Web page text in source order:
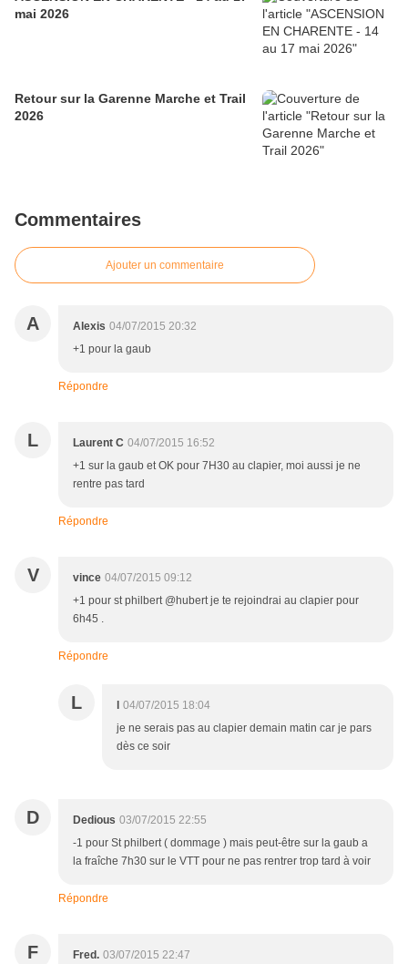
mai 2026
Retour sur la Garenne Marche et Trail
2026
Commentaires
Ajouter un commentaire
A Alexis 04/07/2015 20:32
+1 pour la gaub
Répondre
L Laurent C 04/07/2015 16:52
+1 sur la gaub et OK pour 7H30 au clapier, moi aussi je ne
rentre pas tard
Répondre
V vince 04/07/2015 09:12
+1 pour st philbert @hubert je te rejoindrai au clapier pour
6h45 .
Répondre
L
04/07/2015 18:04
je ne serais pas au clapier demain matin car je pars
dès ce soir
D Dedious 03/07/2015 22:55
-1 pour St philbert ( dommage ) mais peut-être sur la gaub a
la fraîche 7h30 sur le VTT pour ne pas rentrer trop tard à voir
Répondre
F Fred. 03/07/2015 22:47